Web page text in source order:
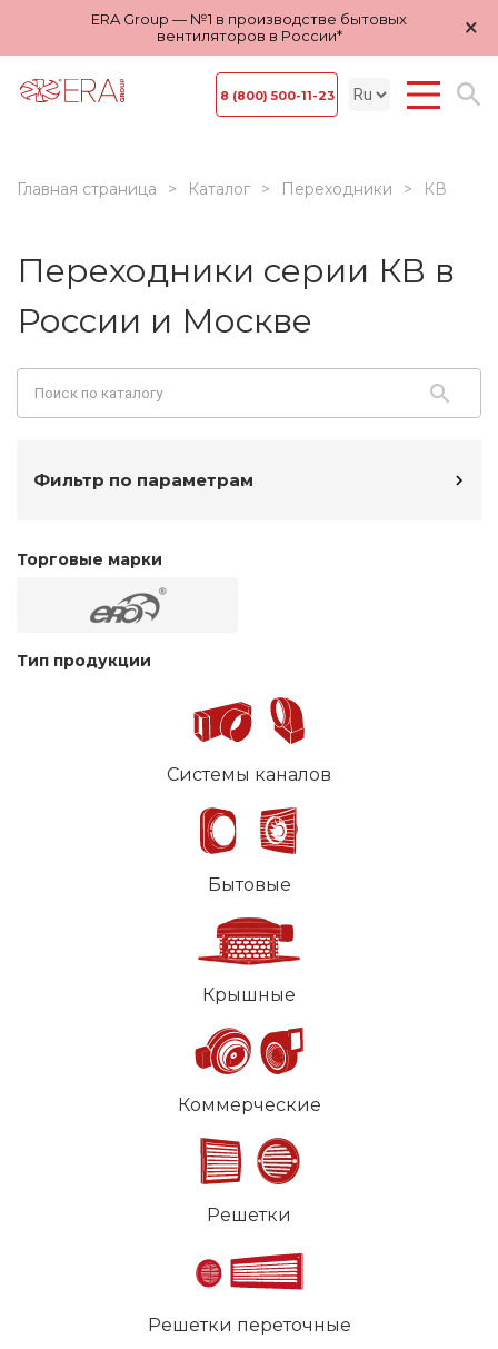
ERA Group — №1 в производстве бытовых
вентиляторов в России*
×
8 (800) 500-11-23
Главная страница Каталог Переходники КВ
Переходники серии КВ в
России и Москве
Фильтр по параметрам
Торговые марки
Тип продукции
Системы каналов
Бытовые
Крышные
Коммерческие
Решетки
Решетки переточные